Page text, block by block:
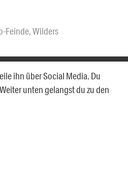
Feinde,Wilders
ihn über Social Media. Du
unten gelangst du zu den